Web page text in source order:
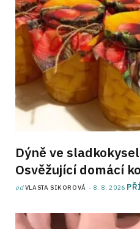
Dýně ve
Osvěžující domácí
odVLASTA SIKOROVÁ 8. 8. 2026